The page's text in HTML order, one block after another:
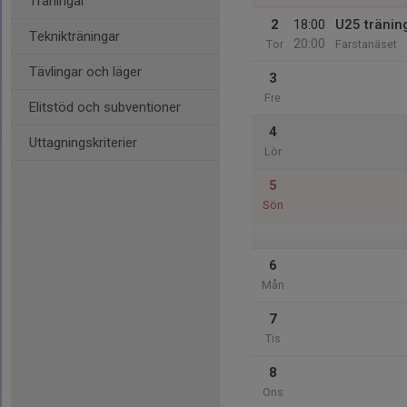
Teknikträningar
Tävlingar och läger
Elitstöd och subventioner
Uttagningskriterier
2
Tor
18:00
20:00
U25
Farstanäset
3
Fre
4
Lör
5
Sön
6
Mån
7
Tis
8
Ons